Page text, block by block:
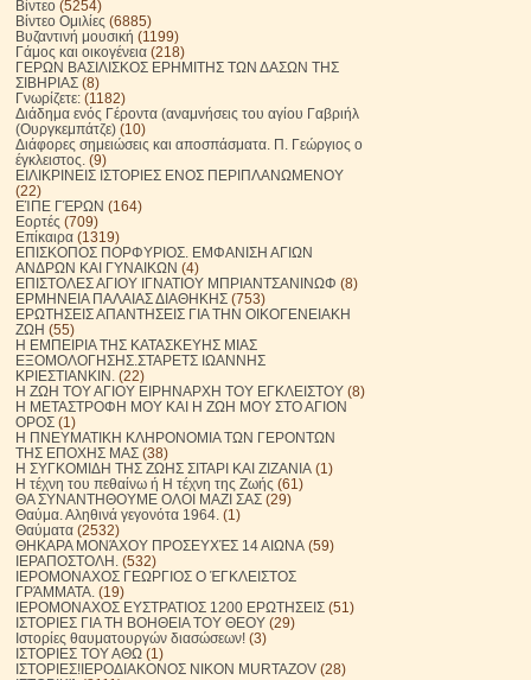
Βίντεο (5254)
Βίντεο Ομιλίες (6885)
Βυζαντινή μουσική (1199)
Γάμος και οικογένεια (218)
ΓΕΡΩΝ ΒΑΣΙΛΙΣΚΟΣ ΕΡΗΜΙΤΗΣ ΤΩΝ ΔΑΣΩΝ ΤΗΣ
ΣΙΒΗΡΙΑΣ (8)
Γνωρίζετε: (1182)
Διάδημα ενός Γέροντα (αναμνήσεις του αγίου Γαβριήλ
(Ουργκεμπάτζε) (10)
Διάφορες σημειώσεις και αποσπάσματα. Π. Γεώργιος ο
έγκλειστος. (9)
ΕΙΛΙΚΡΙΝΕΙΣ ΙΣΤΟΡΙΕΣ ΕΝΟΣ ΠΕΡΙΠΛΑΝΩΜΕΝΟΥ
(22)
ΕΊΠΕ ΓΈΡΩΝ (164)
Εορτές (709)
Επίκαιρα (1319)
ΕΠΙΣΚΟΠΟΣ ΠΟΡΦΥΡΙΟΣ. ΕΜΦΑΝΙΣΗ ΑΓΙΩΝ
ΑΝΔΡΩΝ ΚΑΙ ΓΥΝΑΙΚΩΝ (4)
ΕΠΙΣΤΟΛΕΣ ΑΓΙΟΥ ΙΓΝΑΤΙΟΥ ΜΠΡΙΑΝΤΣΑΝΙΝΩΦ (8)
ΕΡΜΗΝΕΙΑ ΠΑΛΑΙΑΣ ΔΙΑΘΗΚΗΣ (753)
ΕΡΩΤΗΣΕΙΣ ΑΠΑΝΤΗΣΕΙΣ ΓΙΑ ΤΗΝ ΟΙΚΟΓΕΝΕΙΑΚΗ
ΖΩΗ (55)
Η ΕΜΠΕΙΡΙΑ ΤΗΣ ΚΑΤΑΣΚΕΥΗΣ ΜΙΑΣ
ΕΞΟΜΟΛΟΓΗΣΗΣ.ΣΤΑΡΕΤΣ ΙΩΑΝΝΗΣ
ΚΡΙΕΣΤΙΑΝΚΙΝ. (22)
Η ΖΩΗ ΤΟΥ ΑΓΙΟΥ ΕΙΡΗΝΑΡΧΗ ΤΟΥ ΕΓΚΛΕΙΣΤΟΥ (8)
Η ΜΕΤΑΣΤΡΟΦΗ ΜΟΥ ΚΑΙ Η ΖΩΗ ΜΟΥ ΣΤΟ ΑΓΙΟΝ
ΟΡΟΣ (1)
Η ΠΝΕΥΜΑΤΙΚΗ ΚΛΗΡΟΝΟΜΙΑ ΤΩΝ ΓΕΡΟΝΤΩΝ
ΤΗΣ ΕΠΟΧΗΣ ΜΑΣ (38)
Η ΣΥΓΚΟΜΙΔΗ ΤΗΣ ΖΩΗΣ ΣΙΤΑΡΙ ΚΑΙ ΖΙΖΑΝΙΑ (1)
Η τέχνη του πεθαίνω ή Η τέχνη της Ζωής (61)
ΘΑ ΣΥΝΑΝΤΗΘΟΥΜΕ ΟΛΟΙ ΜΑΖΙ ΣΑΣ (29)
Θαύμα. Αληθινά γεγονότα 1964. (1)
Θαύματα (2532)
ΘΗΚΑΡΑ ΜΟΝΆΧΟΥ ΠΡΟΣΕΥΧΈΣ 14 ΑΙΩΝΑ (59)
ΙΕΡΑΠΟΣΤΟΛΗ. (532)
ΙΕΡΟΜΟΝΑΧΟΣ ΓΕΩΡΓΙΟΣ Ο ΈΓΚΛΕΙΣΤΟΣ
ΓΡΆΜΜΑΤΑ. (19)
ΙΕΡΟΜΟΝΑΧΟΣ ΕΥΣΤΡΑΤΙΟΣ 1200 ΕΡΩΤΗΣΕΙΣ (51)
ΙΣΤΟΡΙΕΣ ΓΙΑ ΤΗ ΒΟΗΘΕΙΑ ΤΟΥ ΘΕΟΥ (29)
Ιστορίες θαυματουργών διασώσεων! (3)
ΙΣΤΟΡΙΕΣ ΤΟΥ ΑΘΩ (1)
ΙΣΤΟΡΙΕΣ!ΙΕΡΟΔΙΑΚΟΝΟΣ NIKON MURTAZOV (28)